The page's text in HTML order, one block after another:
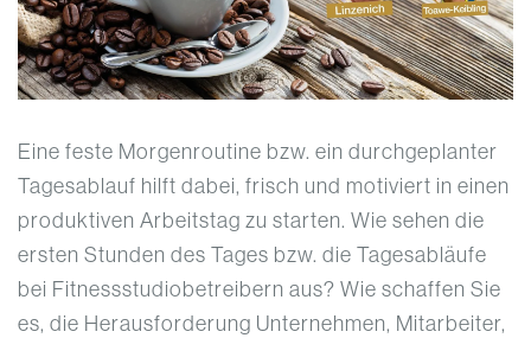
Eine feste Morgenroutine bzw. ein durchgeplanter
Tagesablauf hilft dabei, frisch und motiviert in einen
produktiven Arbeitstag zu starten. Wie sehen die
ersten Stunden des Tages bzw. die Tagesabläufe
bei Fitnessstudiobetreibern aus? Wie schaffen Sie
es, die Herausforderung Unternehmen, Mitarbeiter,